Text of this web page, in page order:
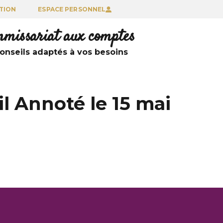
ESPACE PERSONNEL
aux comptes
adaptés à vos besoins
Annoté le 15 mai